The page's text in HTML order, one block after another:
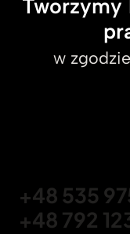
Tworzymy
w
+48 535
+48 792